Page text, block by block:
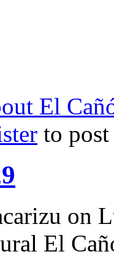
El
to
on
El